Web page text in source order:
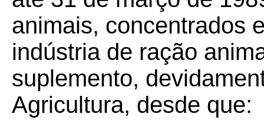
animais, concentrados
indústria de ração
suplemento,
Agricultura, desde que: